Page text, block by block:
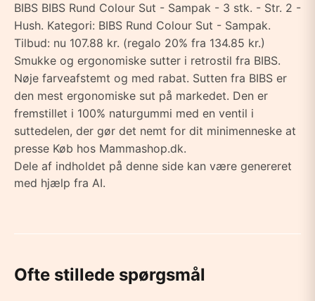
BIBS BIBS Rund Colour Sut - Sampak - 3 stk. - Str. 2 -
Hush. Kategori: BIBS Rund Colour Sut - Sampak.
Tilbud: nu 107.88 kr. (regalo 20% fra 134.85 kr.)
Smukke og ergonomiske sutter i retrostil fra BIBS.
Nøje farveafstemt og med rabat. Sutten fra BIBS er
den mest ergonomiske sut på markedet. Den er
fremstillet i 100% naturgummi med en ventil i
suttedelen, der gør det nemt for dit minimenneske at
presse Køb hos Mammashop.dk.
Dele af indholdet på denne side kan være genereret
med hjælp fra AI.
Ofte stillede spørgsmål